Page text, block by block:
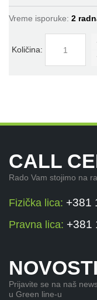
Vreme isporuke: 2
Količina:
CALL
Rado Vam stojimo na
Fizička lica: +381
Pravna lica: +381
NOVOSTI
Prijavite se na naš
u Green line-u